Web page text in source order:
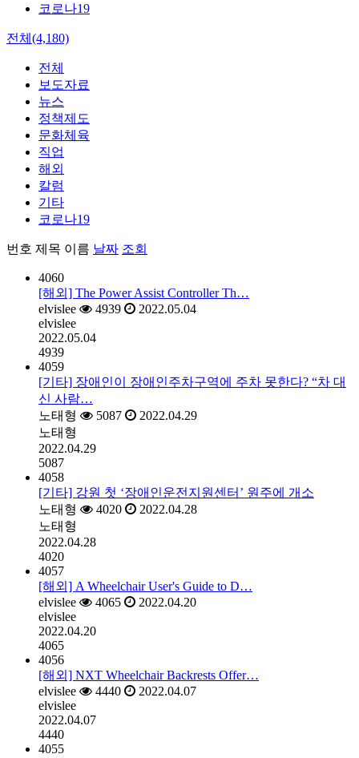
코로나19
전체(4,180)
전체
보도자료
뉴스
정책제도
문화체육
직업
해외
칼럼
기타
코로나19
번호 제목 이름 날짜 조회
4060
[해외] The Power Assist Controller Th…
elvislee
4939
2022.05.04
elvislee
2022.05.04
4939
4059
[기타] 장애인이 장애인주차구역에 주차 못한다? “차 대
신 사람…
노태형
5087
2022.04.29
노태형
2022.04.29
5087
4058
[기타] 강원 첫 ‘장애인운전지원센터’ 원주에 개소
노태형
4020
2022.04.28
노태형
2022.04.28
4020
4057
[해외] A Wheelchair User's Guide to D…
elvislee
4065
2022.04.20
elvislee
2022.04.20
4065
4056
[해외] NXT Wheelchair Backrests Offer…
elvislee
4440
2022.04.07
elvislee
2022.04.07
4440
4055